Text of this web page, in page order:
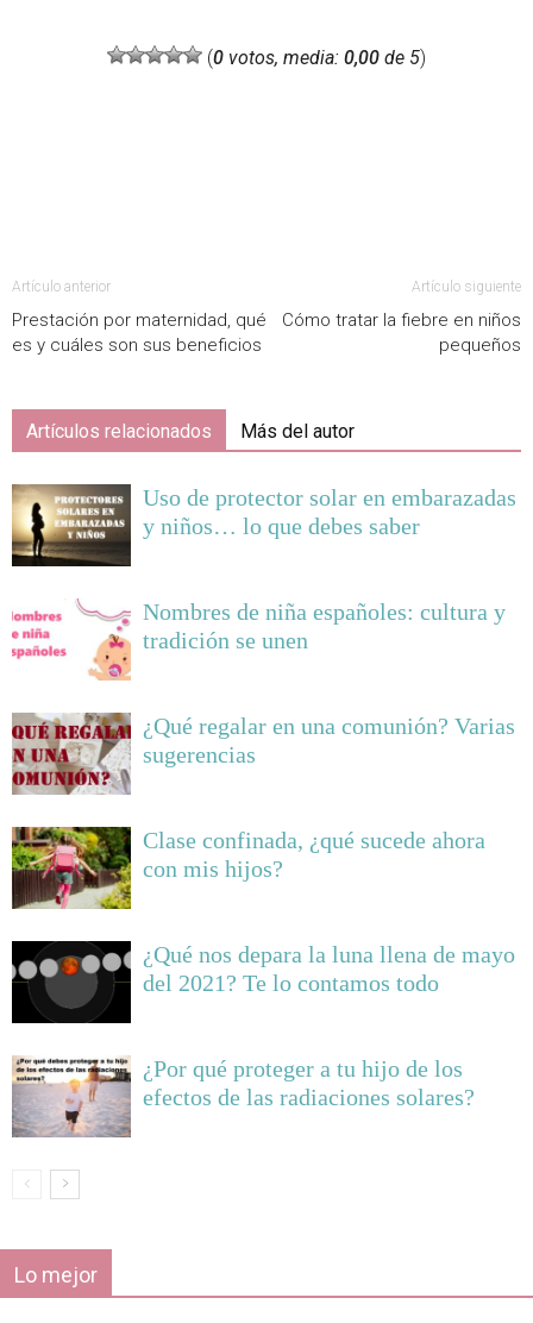
(0 votos, media: 0,00 de 5)
Artículo anterior
Prestación por maternidad, qué
es y cuáles son sus beneficios
Artículo siguiente
Cómo tratar la fiebre en niños
pequeños
Artículos relacionados Más del autor
Uso de protector solar en embarazadas
y niños… lo que debes saber
Nombres de niña españoles: cultura y
tradición se unen
¿Qué regalar en una comunión? Varias
sugerencias
Clase confinada, ¿qué sucede ahora
con mis hijos?
¿Qué nos depara la luna llena de mayo
del 2021? Te lo contamos todo
¿Por qué proteger a tu hijo de los
efectos de las radiaciones solares?
Lo mejor